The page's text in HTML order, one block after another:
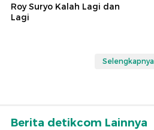
Roy Suryo Kalah Lagi dan
Lagi
Selengkapnya
Berita detikcom Lainnya